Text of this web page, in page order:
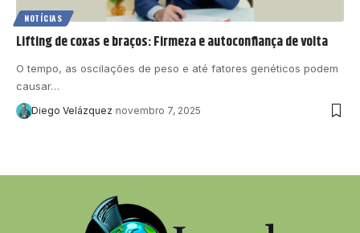
NOTÍCIAS
Lifting de coxas e braços: Firmeza e autoconfiança de volta
O tempo, as oscilações de peso e até fatores genéticos podem
causar…
Diego Velázquez novembro 7, 2025